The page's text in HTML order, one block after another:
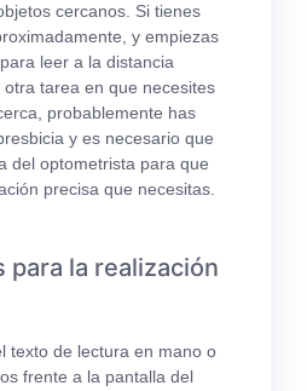
cercanos. Si tienes
y empiezas
leer a la distancia
tarea en que necesites
probablemente has
y es necesario que
del optometrista para que
precisa que necesitas.
para la realización
texto de lectura en mano o
frente a la pantalla del